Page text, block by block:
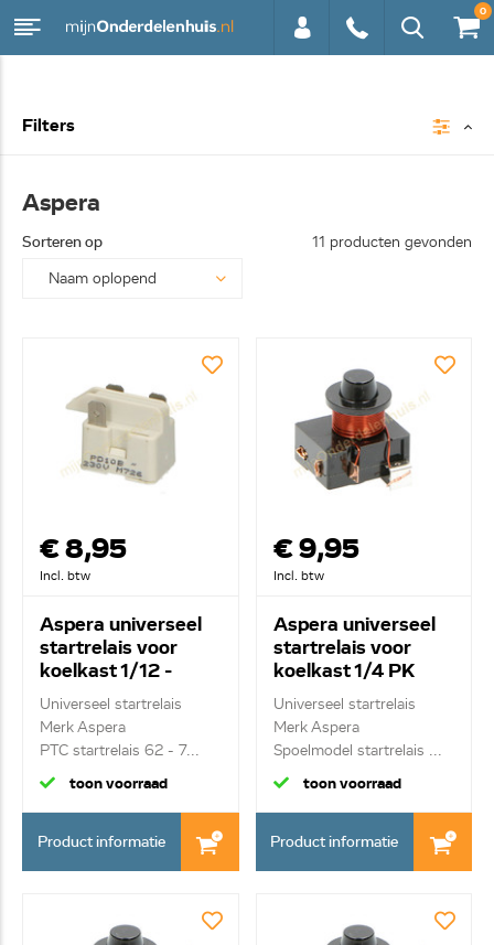
0
Filters
Aspera
Sorteren op 11 producten gevonden
€ 8,95
Incl. btw
Aspera universeel
startrelais voor
koelkast 1/12 -
1/1PK PD10B
Universeel startrelais
Merk Aspera
PTC startrelais 62 - 7...
toon voorraad
Product informatie
€ 9,95
Incl. btw
Aspera universeel
startrelais voor
koelkast 1/4 PK
Universeel startrelais
Merk Aspera
Spoelmodel startrelais ...
toon voorraad
Product informatie